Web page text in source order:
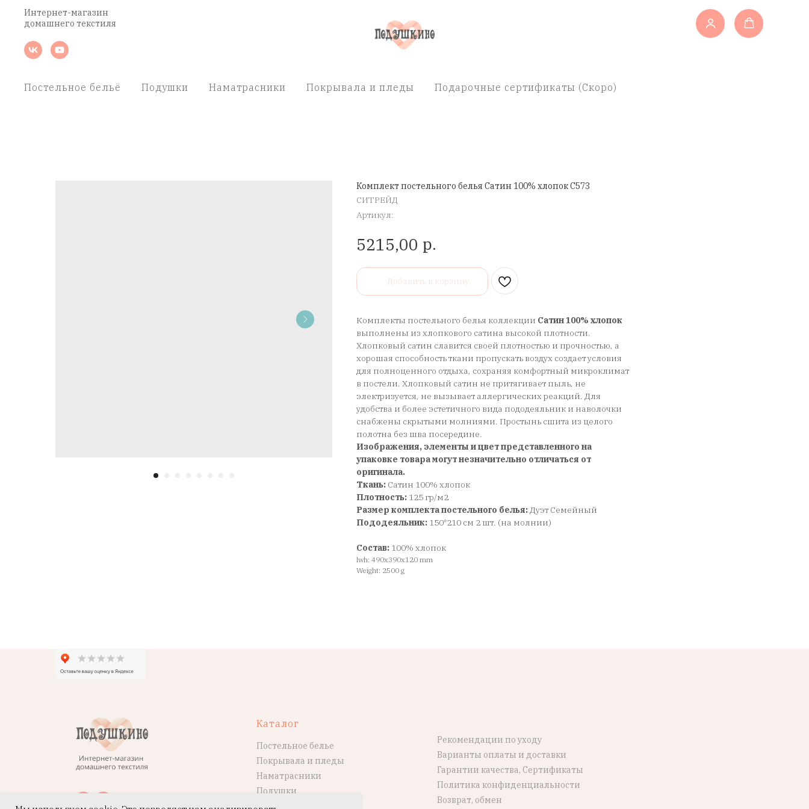
Интернет-магазин
домашнего текстиля
Постельное бельё Подушки Наматрасники Покрывала и пледы Подарочные сертификаты (Скоро)
Комплект постельного белья Сатин 100% хлопок C573
СИТРЕЙД
Артикул:
5215,00 р.
Добавить в корзину
Комплекты постельного белья коллекции Сатин 100% хлопок
выполнены из хлопкового сатина высокой плотности.
Хлопковый сатин славится своей плотностью и прочностью, а
хорошая способность ткани пропускать воздух создает условия
для полноценного отдыха, сохраняя комфортный микроклимат
в постели. Хлопковый сатин не притягивает пыль, не
электризуется, не вызывает аллергических реакций. Для
удобства и более эстетичного вида пододеяльник и наволочки
снабжены скрытыми молниями. Простынь сшита из целого
полотна без шва посередине.
Изображения, элементы и цвет представленного на
упаковке товара могут незначительно отличаться от
оригинала.
Ткань: Сатин 100% хлопок
Плотность: 125 гр/м2
Размер комплекта постельного белья:Дуэт Семейный
Пододеяльник: 150*210 см 2 шт. (на молнии)
Состав: 100% хлопок
lwh: 490x390x120 mm
Weight: 2500 g
Каталог
Постельное белье
Покрывала и пледы
Наматрасники
Подушки
Рекомендации по уходу
Варианты оплаты и доставки
Гарантии качества, Сертификаты
Политика конфиденциальности
Возврат, обмен